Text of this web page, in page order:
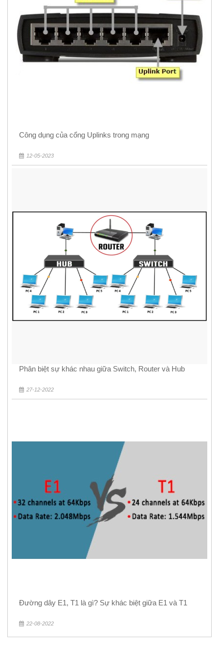
Công dụng của cổng Uplinks trong mạng
12-05-2023
Phân biệt sự khác nhau giữa Switch, Router và Hub
27-12-2022
Đường dây E1, T1 là gì? Sự khác biệt giữa E1 và T1
22-08-2022